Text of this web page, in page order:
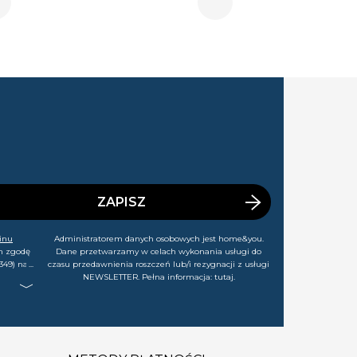
zgodę
na
chwili
ZAPISZ
Administratorem danych osobowych jest home&you.
Dane przetwarzamy w celach wykonania usługi do
czasu przedawnienia roszczeń lub/i rezygnacji z usługi
NEWSLETTER. Pełna informacja: tutaj.